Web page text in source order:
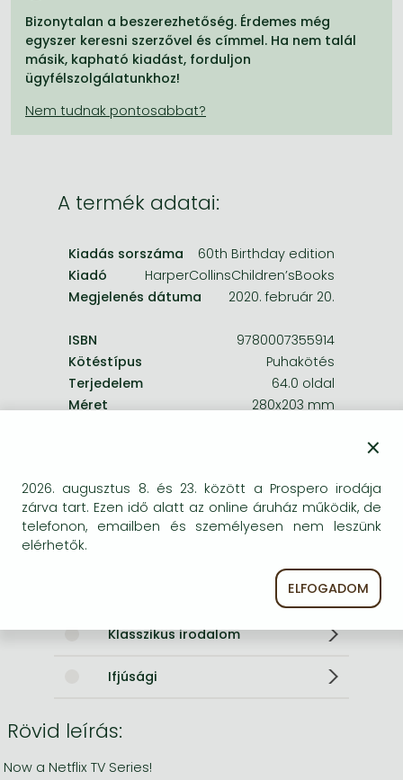
Frieren manga
Bleach manga
One-Punch Man manga
Bizonytalan a beszerezhetőség. Érdemes még
egyszer keresni szerzővel és címmel. Ha nem talál
másik, kapható kiadást, forduljon
ügyfélszolgálatunkhoz!
A termék adatai:
Kiadás sorszáma
60th Birthday edition
Kiadó
HarperCollinsChildren’sBooks
Megjelenés dátuma
2020. február 20.
ISBN
9780007355914
Kötéstípus
Puhakötés
Terjedelem
64.0 oldal
Méret
280x203 mm
0
Kategóriák
Klasszikus irodalom
Ifjúsági
Rövid leírás:
Now a Netflix TV Series!
×
2026. augusztus 8. és 23. között a Prospero irodája
zárva tart. Ezen idő alatt az online áruház működik, de
telefonon, emailben és személyesen nem leszünk
elérhetők.
ELFOGADOM